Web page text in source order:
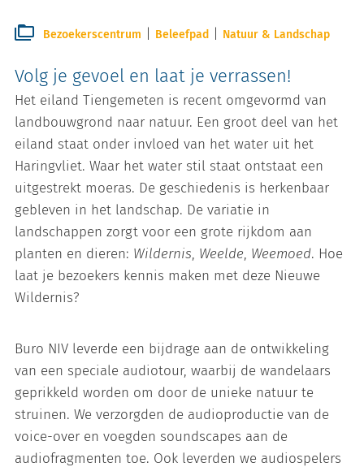
Bezoekerscentrum Beleefpad Natuur & Landschap
Volg je gevoel en laat je verrassen!
Het eiland Tiengemeten is recent omgevormd van
landbouwgrond naar natuur. Een groot deel van het
eiland staat onder invloed van het water uit het
Haringvliet. Waar het water stil staat ontstaat een
uitgestrekt moeras. De geschiedenis is herkenbaar
gebleven in het landschap. De variatie in
landschappen zorgt voor een grote rijkdom aan
planten en dieren: Wildernis, Weelde, Weemoed. Hoe
laat je bezoekers kennis maken met deze Nieuwe
Wildernis?
Buro NIV leverde een bijdrage aan de ontwikkeling
van een speciale audiotour, waarbij de wandelaars
geprikkeld worden om door de unieke natuur te
struinen. We verzorgden de audioproductie van de
voice-over en voegden soundscapes aan de
audiofragmenten toe. Ook leverden we audiospelers